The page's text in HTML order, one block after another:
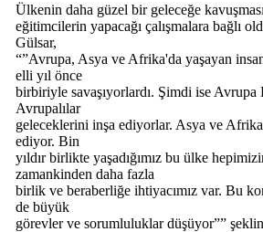
Ülkenin daha güzel bir geleceğe
eğitimcilerin yapacağı çalışmalara bağlı
Gülsar,
“”Avrupa, Asya ve Afrika'da yaşayan
elli yıl önce
birbiriyle savaşıyorlardı. Şimdi ise
Avrupalılar
geleceklerini inşa ediyorlar. Asya ve
ediyor. Bin
yıldır birlikte yaşadığımız bu ülke
zamankinden daha fazla
birlik ve beraberliğe ihtiyacımız var. Bu
de büyük
görevler ve sorumluluklar düşüyor””